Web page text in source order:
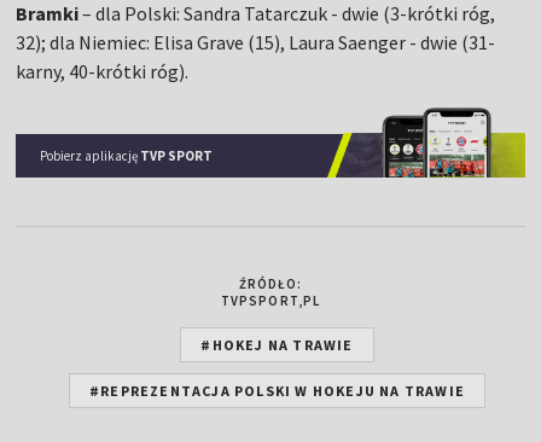
Bramki– dla Polski: Sandra Tatarczuk - dwie (3-krótki róg,
32); dla Niemiec: Elisa Grave (15), Laura Saenger - dwie (31-
karny, 40-krótki róg).
Pobierz aplikację TVP SPORT
ŹRÓDŁO:
TVPSPORT,PL
#HOKEJ NA TRAWIE
#REPREZENTACJA POLSKI W HOKEJU NA TRAWIE